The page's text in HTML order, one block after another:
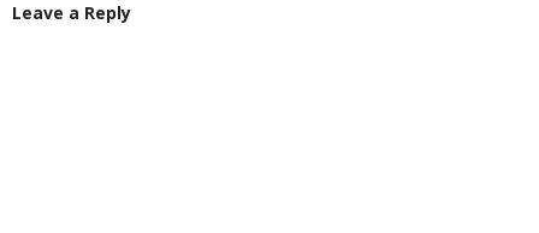
Leave a Reply